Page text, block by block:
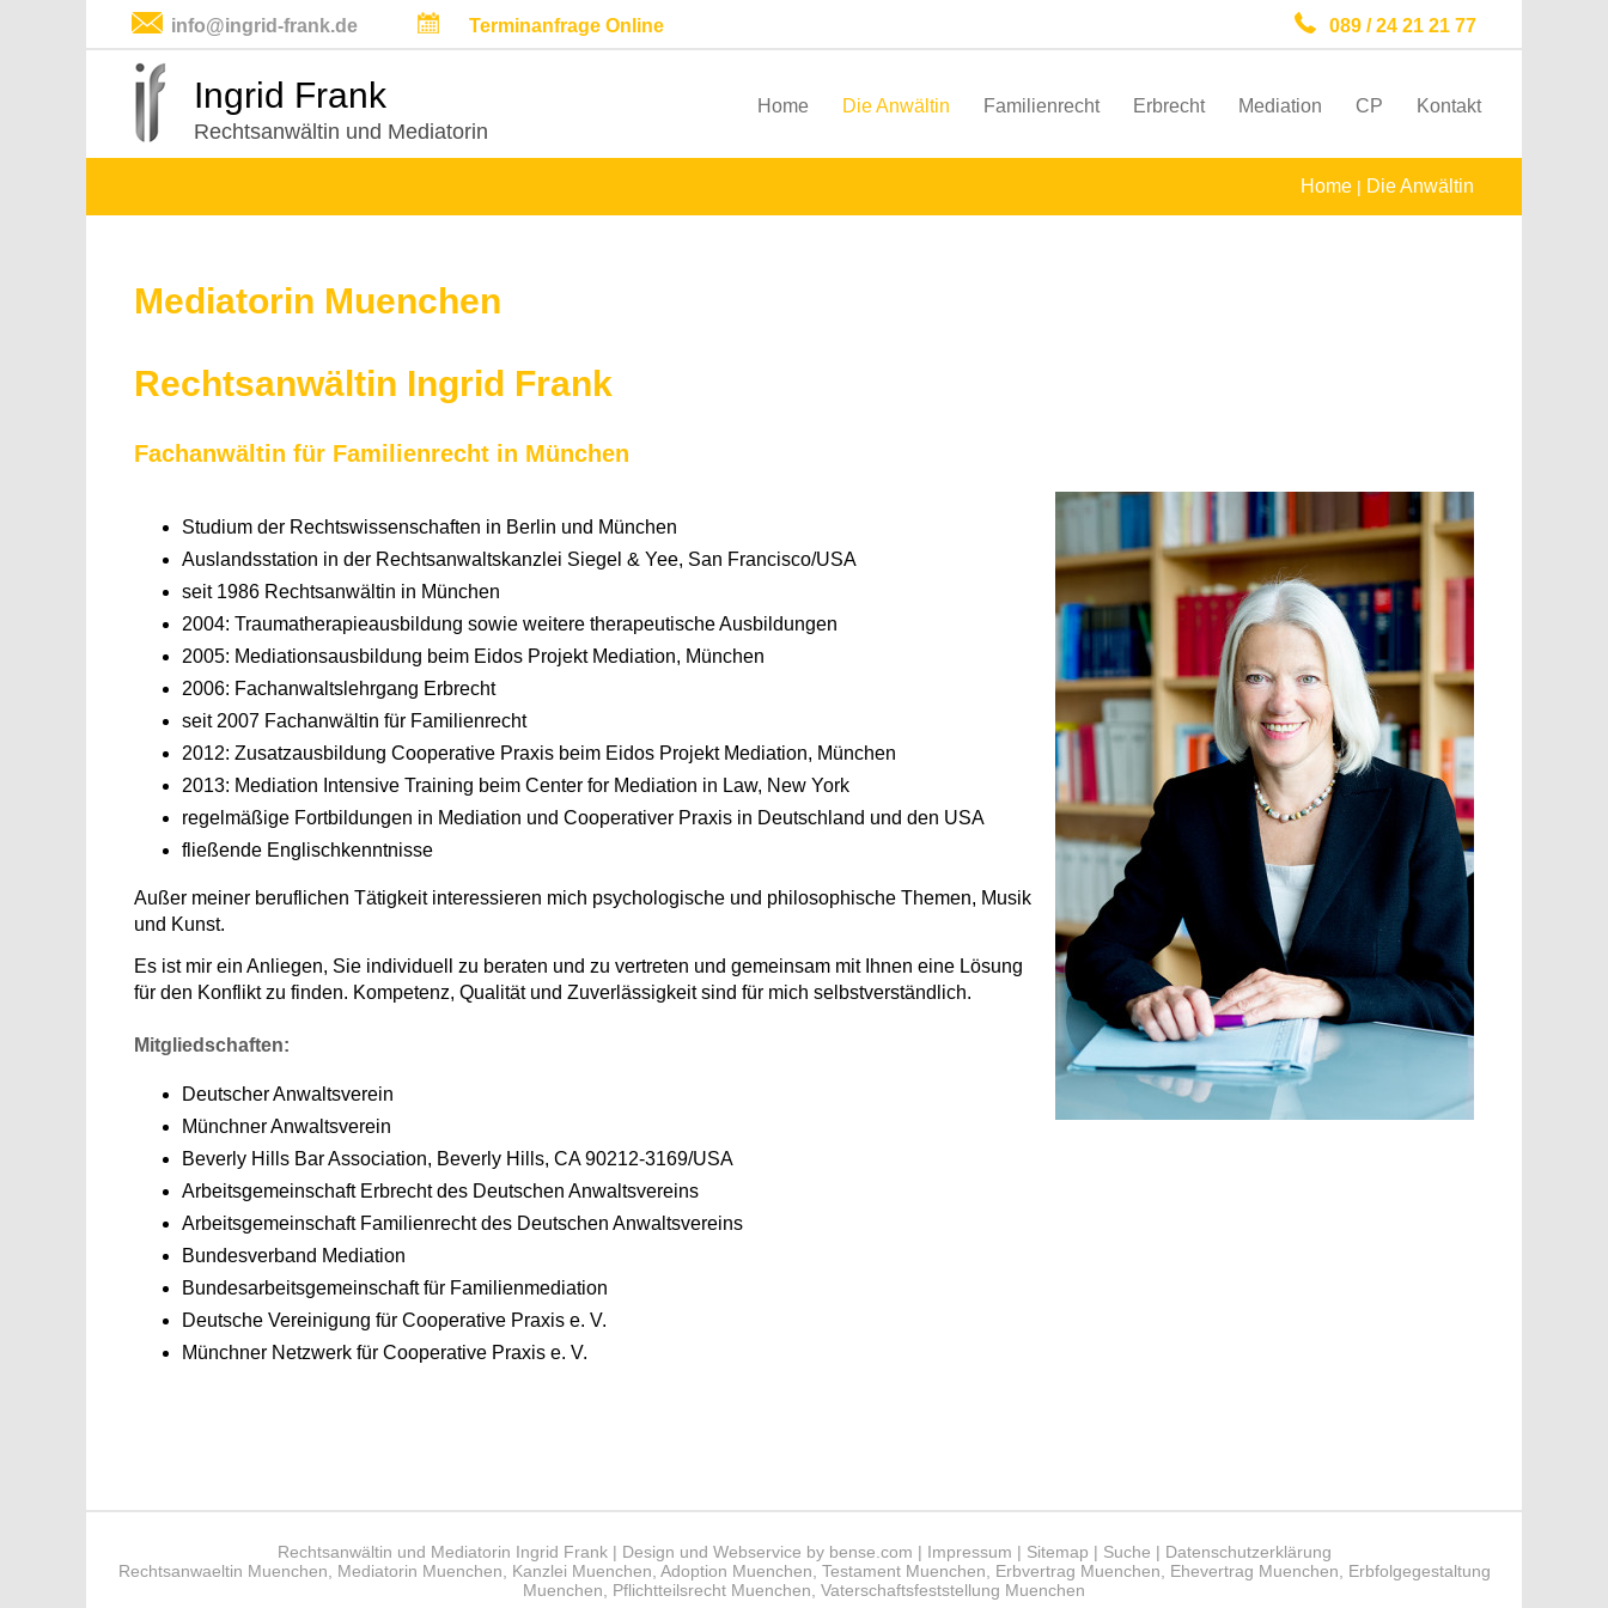
info@ingrid-frank.de Terminanfrage Online 089 / 24 21 21 77
Ingrid Frank
Rechtsanwältin und Mediatorin
Home Die Anwältin Familienrecht Erbrecht Mediation CP Kontakt
Home | Die Anwältin
Mediatorin Muenchen
Rechtsanwältin Ingrid Frank
Fachanwältin für Familienrecht in München
Studium der Rechtswissenschaften in Berlin und München
Auslandsstation in der Rechtsanwaltskanzlei Siegel & Yee, San Francisco/USA
seit 1986 Rechtsanwältin in München
2004: Traumatherapieausbildung sowie weitere therapeutische Ausbildungen
2005: Mediationsausbildung beim Eidos Projekt Mediation, München
2006: Fachanwaltslehrgang Erbrecht
seit 2007 Fachanwältin für Familienrecht
2012: Zusatzausbildung Cooperative Praxis beim Eidos Projekt Mediation, München
2013: Mediation Intensive Training beim Center for Mediation in Law, New York
regelmäßige Fortbildungen in Mediation und Cooperativer Praxis in Deutschland und den USA
fließende Englischkenntnisse
Außer meiner beruflichen Tätigkeit interessieren mich psychologische und philosophische Themen, Musik
und Kunst.
Es ist mir ein Anliegen, Sie individuell zu beraten und zu vertreten und gemeinsam mit Ihnen eine Lösung
für den Konflikt zu finden. Kompetenz, Qualität und Zuverlässigkeit sind für mich selbstverständlich.
Mitgliedschaften:
Deutscher Anwaltsverein
Münchner Anwaltsverein
Beverly Hills Bar Association, Beverly Hills, CA 90212-3169/USA
Arbeitsgemeinschaft Erbrecht des Deutschen Anwaltsvereins
Arbeitsgemeinschaft Familienrecht des Deutschen Anwaltsvereins
Bundesverband Mediation
Bundesarbeitsgemeinschaft für Familienmediation
Deutsche Vereinigung für Cooperative Praxis e. V.
Münchner Netzwerk für Cooperative Praxis e. V.
Rechtsanwältin und Mediatorin Ingrid Frank | Design und Webservice by bense.com | Impressum | Sitemap | Suche | Datenschutzerklärung
Rechtsanwaeltin Muenchen
Mediatorin Muenchen Kanzlei Muenchen Adoption Muenchen Testament Muenchen Erbvertrag Muenchen Ehevertrag Muenchen
Erbfolgegestaltung
Muenchen
Pflichtteilsrecht Muenchen Vaterschaftsfeststellung Muenchen